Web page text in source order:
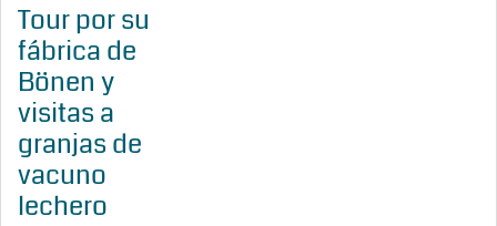
Tour por su
fábrica de
Bönen y
visitas a
granjas de
vacuno
lechero